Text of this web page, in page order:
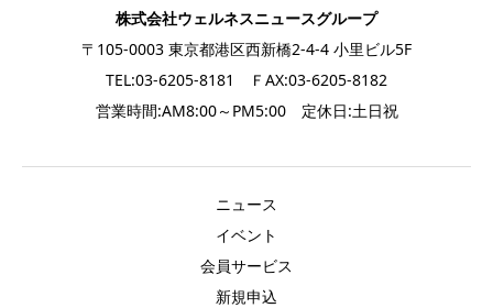
株式会社ウェルネスニュースグループ
〒105-0003 東京都港区西新橋2-4-4 小里ビル5F
TEL:03-6205-8181 ＦAX:03-6205-8182
営業時間:AM8:00～PM5:00 定休日:土日祝
ニュース
イベント
会員サービス
新規申込